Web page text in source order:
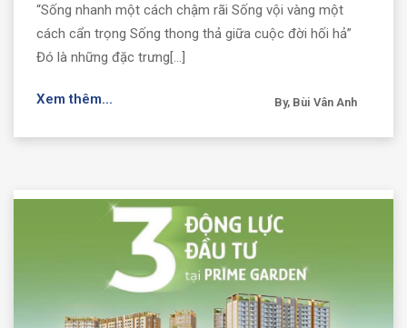
“Sống nhanh một cách chậm rãi Sống vội vàng một
cách cẩn trọng Sống thong thả giữa cuộc đời hối hả”
Đó là những đặc trưng[...]
Xem thêm... By, Bùi Vân Anh